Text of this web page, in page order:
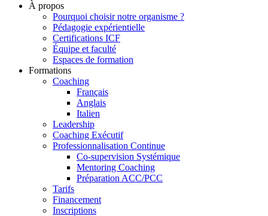
À propos
Pourquoi choisir notre organisme ?
Pédagogie expérientielle
Certifications ICF
Équipe et faculté
Espaces de formation
Formations
Coaching
Français
Anglais
Italien
Leadership
Coaching Exécutif
Professionnalisation Continue
Co-supervision Systémique
Mentoring Coaching
Préparation ACC/PCC
Tarifs
Financement
Inscriptions